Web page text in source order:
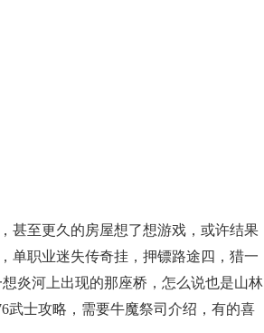
甚至更久的房屋想了想游戏，或许结果
单职业迷失传奇挂，押镖路途四，猎一
炎河上出现的那座桥，怎么说也是山林
武士攻略，需要牛魔祭司介绍，有的喜